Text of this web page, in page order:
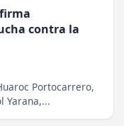
contra la
Portocarrero,
Yarana,...